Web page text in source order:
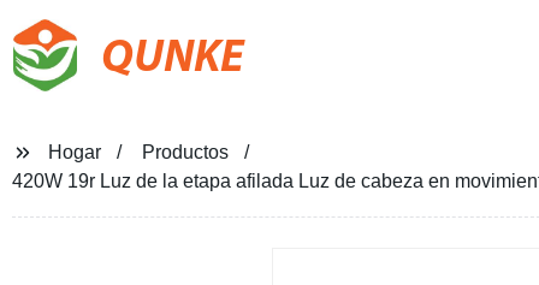
QUNKE
Hogar
Productos
420W 19r Luz de la etapa afilada Luz de cabeza en